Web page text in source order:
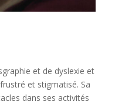
et de dyslexie et
et stigmatisé. Sa
dans ses activités